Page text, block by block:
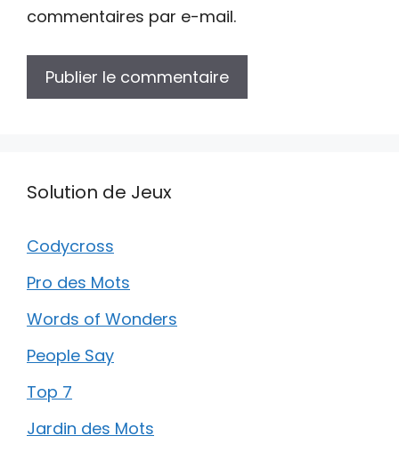
commentaires par e-mail.
Solution de Jeux
Codycross
Pro des Mots
Words of Wonders
People Say
Top 7
Jardin des Mots